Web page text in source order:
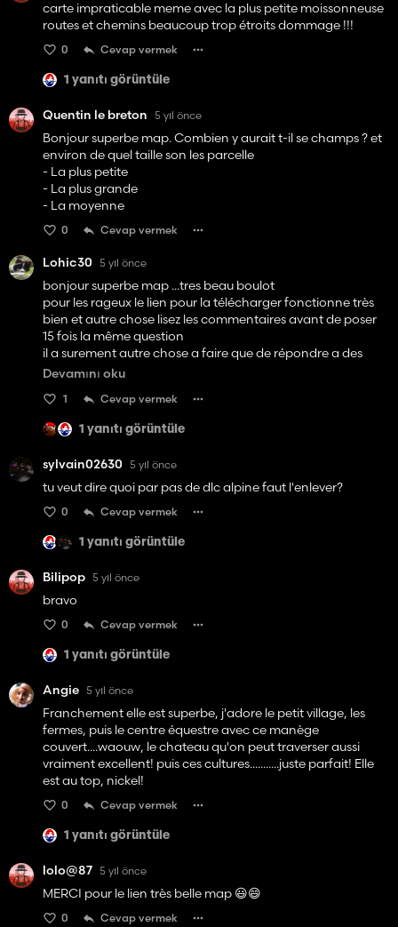
carte impraticable meme avec la plus petite moissonneuse
routes et chemins beaucoup trop étroits dommage !!!
0 Cevap vermek
1 yanıtı görüntüle
Quentin le breton 5 yıl önce
Bonjour superbe map. Combien y aurait t-il se champs ? et
environ de quel taille son les parcelle
- La plus petite
- La plus grande
- La moyenne
0 Cevap vermek
Lohic30 5 yıl önce
bonjour superbe map ...tres beau boulot
pour les rageux le lien pour la télécharger fonctionne très
bien et autre chose lisez les commentaires avant de poser
15 fois la même question
il a surement autre chose a faire que de répondre a des
assistes
Devamını oku
1 Cevap vermek
1 yanıtı görüntüle
sylvain02630 5 yıl önce
tu veut dire quoi par pas de dlc alpine faut l'enlever?
0 Cevap vermek
1 yanıtı görüntüle
Bilipop 5 yıl önce
bravo
0 Cevap vermek
1 yanıtı görüntüle
Angie 5 yıl önce
Franchement elle est superbe, j'adore le petit village, les
fermes, puis le centre équestre avec ce manège
couvert....waouw, le chateau qu'on peut traverser aussi
vraiment excellent! puis ces cultures...........juste parfait! Elle
est au top, nickel!
0 Cevap vermek
1 yanıtı görüntüle
lolo@87 5 yıl önce
MERCI pour le lien très belle map 😃😄
0 Cevap vermek